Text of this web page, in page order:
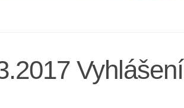
Vyhlášení